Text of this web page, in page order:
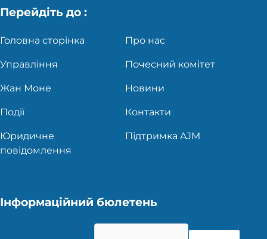
Перейдіть до :
Головна сторінка Про нас
Управління Почесний комітет
Жан Моне Новини
Події Контакти
Юридичне
повідомлення
Підтримка AJM
Інформаційний бюлетень